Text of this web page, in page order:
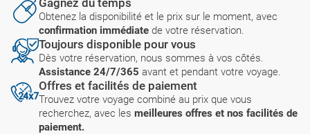
Obtenez la disponibilité et le prix sur le moment, avec
confirmation immédiate de votre réservation.
Toujours disponible pour vous
Dès votre réservation, nous sommes à vos côtés.
Assistance 24/7/365 avant et pendant votre voyage.
Offres et facilités de paiement
Trouvez votre voyage combiné au prix que vous
recherchez, avec les meilleures offres et nos facilités de
paiement.